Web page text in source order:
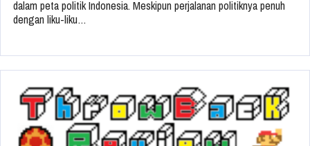
dalam peta politik Indonesia. Meskipun perjalanan politiknya penuh
dengan liku-liku…